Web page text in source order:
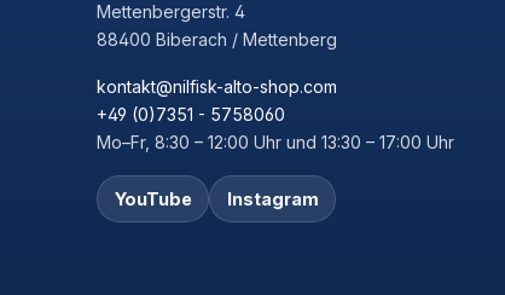
Mettenbergerstr. 4
88400 Biberach / Mettenberg
kontakt@nilfisk-alto-shop.com
+49 (0)7351 - 5758060
Mo–Fr, 8:30 – 12:00 Uhr und 13:30 – 17:00 Uhr
YouTube Instagram